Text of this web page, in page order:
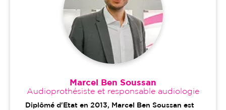
Marcel Ben Soussan
Audioprothésiste et responsable audiologie
Diplômé d'Etat en 2013, Marcel Ben Soussan est